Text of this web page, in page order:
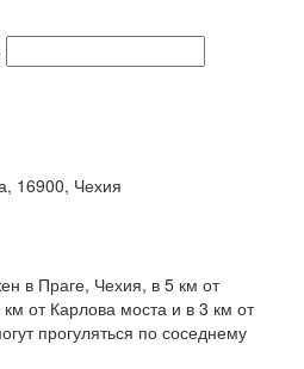
16900, Чехия
в Праге, Чехия, в 5 км от
от Карлова моста и в 3 км от
прогуляться по соседнему